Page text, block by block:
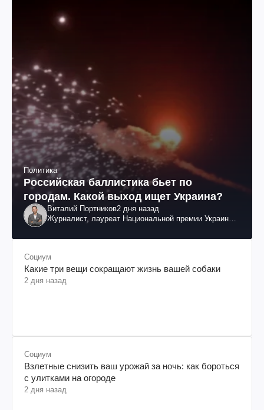
Политика
Российская баллистика бьет по
городам. Какой выход ищет Украина?
Виталий Портников2 дня назад
Журналист, лауреат Национальной премии Украины
Социум
Какие три вещи сокращают жизнь вашей собаки
2 дня назад
Социум
Взлетные снизить ваш урожай за ночь: как бороться
с улитками на огороде
2 дня назад